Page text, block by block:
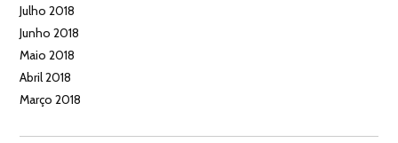
Julho 2018
Junho 2018
Maio 2018
Abril 2018
Março 2018